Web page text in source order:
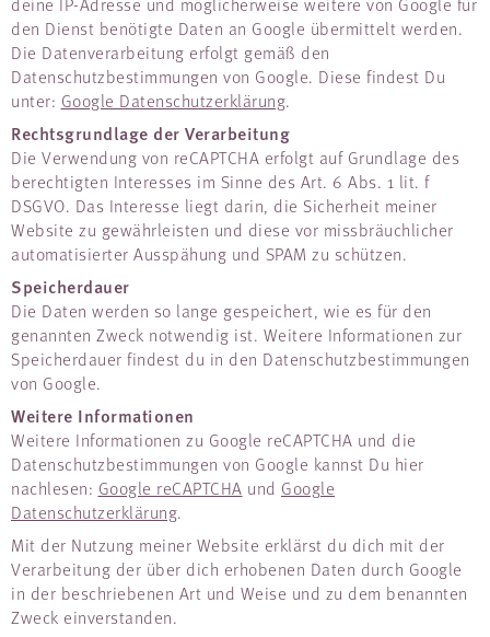
den Dienst benötigte Daten an Google übermittelt werden.
Die Datenverarbeitung erfolgt gemäß den
Datenschutzbestimmungen von Google. Diese findest Du
unter: Google Datenschutzerklärung.
Rechtsgrundlage der Verarbeitung
Die Verwendung von reCAPTCHA erfolgt auf Grundlage des
berechtigten Interesses im Sinne des Art. 6 Abs. 1 lit. f
DSGVO. Das Interesse liegt darin, die Sicherheit meiner
Website zu gewährleisten und diese vor missbräuchlicher
automatisierter Ausspähung und SPAM zu schützen.
Speicherdauer
Die Daten werden so lange gespeichert, wie es für den
genannten Zweck notwendig ist. Weitere Informationen zur
Speicherdauer findest du in den Datenschutzbestimmungen
von Google.
Weitere Informationen
Weitere Informationen zu Google reCAPTCHA und die
Datenschutzbestimmungen von Google kannst Du hier
nachlesen: Google reCAPTCHA und Google
Datenschutzerklärung.
Mit der Nutzung meiner Website erklärst du dich mit der
Verarbeitung der über dich erhobenen Daten durch Google
in der beschriebenen Art und Weise und zu dem benannten
Zweck einverstanden.